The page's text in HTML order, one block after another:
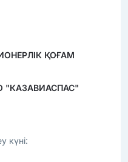
ҚОҒАМ
"КАЗАВИАСПАС"
күні: